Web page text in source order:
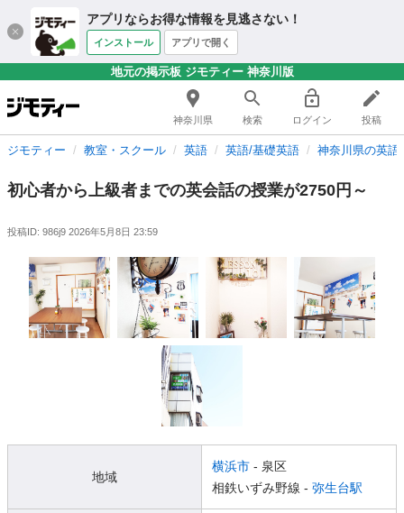
アプリならお得な情報を見逃さない！
インストール アプリで開く
地元の掲示板 ジモティー 神奈川版
神奈川県 検索 ログイン 投稿
ジモティー 教室・スクール 英語 英語/基礎英語 神奈川県の英語
初心者から上級者までの英会話の授業が2750円～
投稿ID: 986j9 2026年5月8日 23:59
地域
横浜市 - 泉区
相鉄いずみ野線 - 弥生台駅